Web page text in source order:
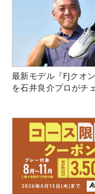
最新モデル『FJクオン
を石井良介プロがチ